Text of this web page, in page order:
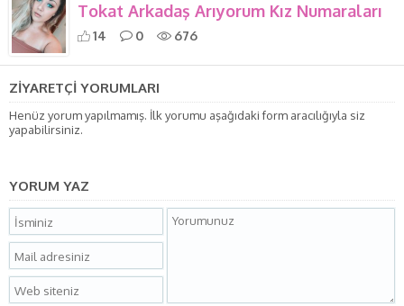
Tokat Arkadaş Arıyorum Kız Numaraları
14 0 676
ZİYARETÇİ YORUMLARI
Henüz yorum yapılmamış. İlk yorumu aşağıdaki form aracılığıyla siz
yapabilirsiniz.
YORUM YAZ